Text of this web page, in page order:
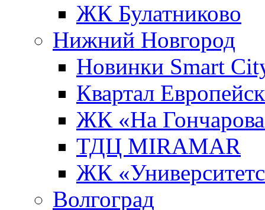
ЖК Булатниково
Нижний Новгород
Новинки Smart
Квартал
ЖК «На
ТДЦ MIRAMAR
ЖК
Волгоград